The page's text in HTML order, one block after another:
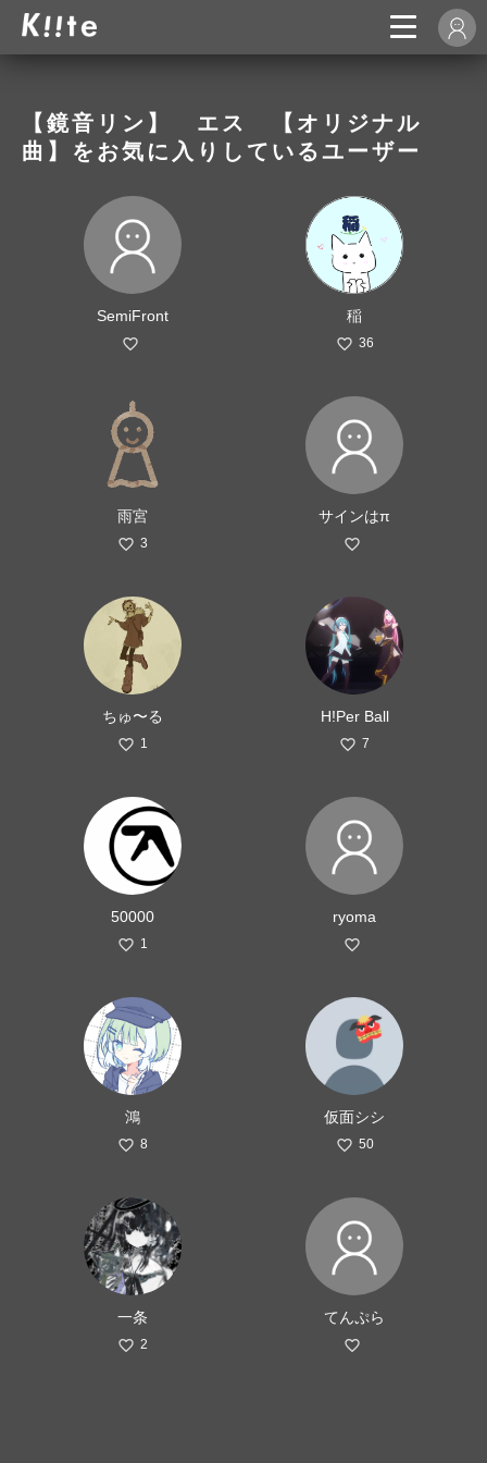
【鏡音リン】 エス 【オリジナル
曲】をお気に入りしているユーザー
SemiFront 稲
36
雨宮
3
サインはπ
ちゅ〜る
1
H!Per Ball
7
50000
1
ryoma
鴻
8
仮面シシ
50
一条
2
てんぷら